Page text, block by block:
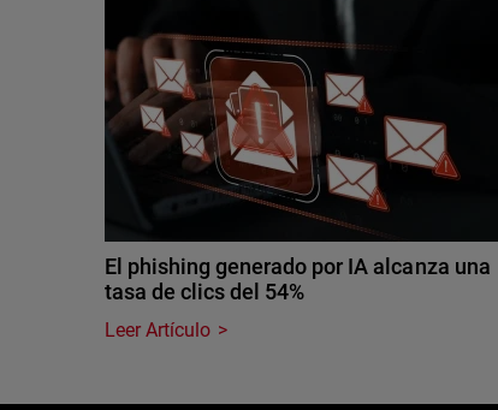
El phishing generado por IA alcanza una
tasa de clics del 54%
Leer Artículo